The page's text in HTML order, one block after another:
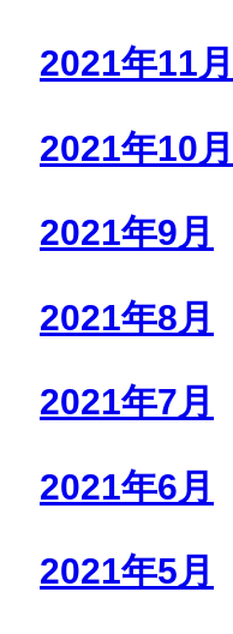
2021年11月
2021年10月
2021年9月
2021年8月
2021年7月
2021年6月
2021年5月